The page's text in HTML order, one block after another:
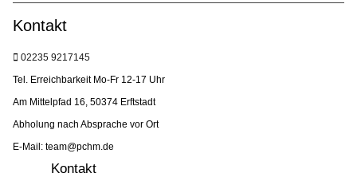
Kontakt
02235 9217145
Tel. Erreichbarkeit Mo-Fr 12-17 Uhr
Am Mittelpfad 16, 50374 Erftstadt
Abholung nach Absprache vor Ort
E-Mail: team@pchm.de
Kontakt